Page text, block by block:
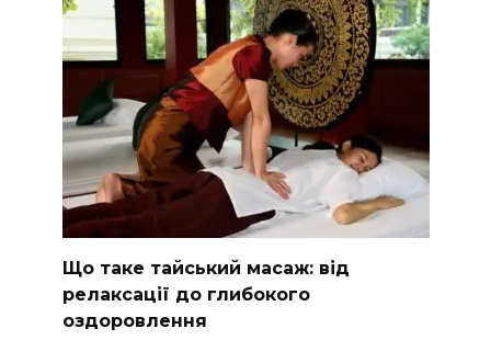
Що таке тайський масаж: від
релаксації до глибокого
оздоровлення